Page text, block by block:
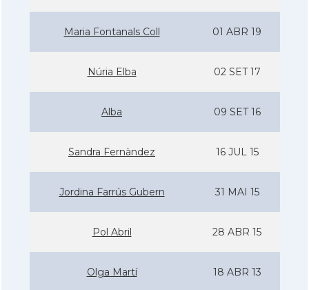
Maria Fontanals Coll 01 ABR 19
Núria Elba 02 SET 17
Alba 09 SET 16
Sandra Fernàndez 16 JUL 15
Jordina Farrús Gubern 31 MAI 15
Pol Abril 28 ABR 15
Olga Martí­ 18 ABR 13